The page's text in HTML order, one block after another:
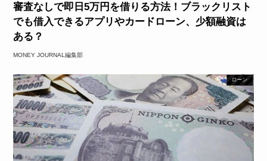
審査なしで即日5万円を借りる方法！ブラックリスト
でも借入できるアプリやカードローン、少額融資は
ある？
MONEY JOURNAL編集部
ローン